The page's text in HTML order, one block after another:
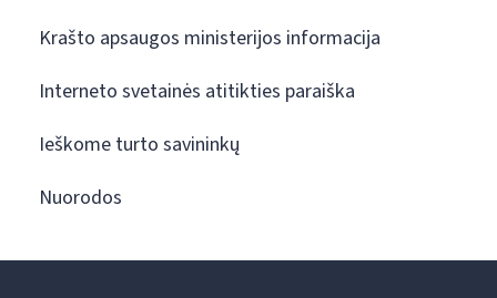
Krašto apsaugos ministerijos informacija
Interneto svetainės atitikties paraiška
Ieškome turto savininkų
Nuorodos